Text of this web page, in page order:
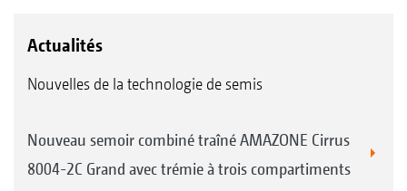
Actualités
Nouvelles de la technologie de semis
Nouveau semoir combiné traîné AMAZONE Cirrus
8004-2C Grand avec trémie à trois compartiments